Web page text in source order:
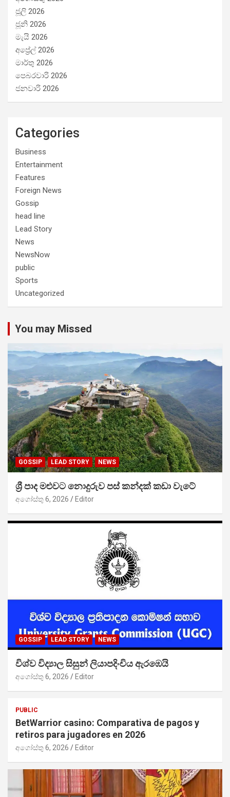
ජූලි 2026
ජූනි 2026
මැයි 2026
අප්‍රේල් 2026
මාර්තු 2026
පෙබරවාරි 2026
ජනවාරි 2026
Categories
Business
Entertainment
Features
Foreign News
Gossip
head line
Lead Story
News
NewsNow
public
Sports
Uncategorized
You may Missed
GOSSIP LEAD STORY NEWS
ශ්‍රී පාද මළුවට නොදුරුව පස් කන්දක් කඩා වැටේ
අගෝස්තු 6, 2026 Editor
GOSSIP LEAD STORY NEWS
විශ්ව විද්‍යාල සිසුන් ලියාපදිංචිය ඇරඹෙයි
අගෝස්තු 6, 2026 Editor
PUBLIC
BetWarrior casino: Comparativa de pagos y
retiros para jugadores en 2026
අගෝස්තු 6, 2026 Editor